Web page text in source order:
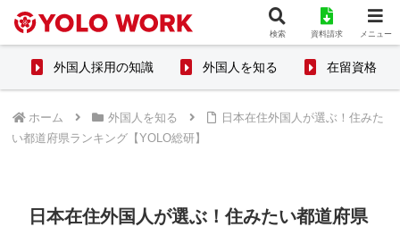
外国人採用の知識 外国人を知る 在留資格
ホーム 外国人を知る
日本在住外国人が選ぶ！住みた
い都道府県ランキング【YOLO総研】
日本在住外国人が選ぶ！住みたい都道府県
検索 資料請求 メニュー